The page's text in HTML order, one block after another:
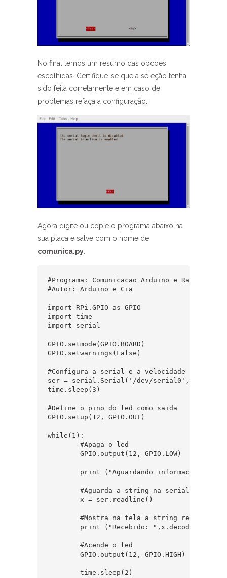
No final temos um resumo das opcões
escolhidas. Certifique-se que a seleção tenha
sido feita corretamente e em caso de
problemas refaça a configuração:
Agora digite ou copie o programa abaixo na
sua placa e salve com o nome de
comunica.py:
#Programa: Comunicacao Arduino e Raspberry
#Autor: Arduino e Cia
import RPi.GPIO as GPIO
import time
import serial
GPIO.setmode(GPIO.BOARD)
GPIO.setwarnings(False)
#Configura a serial e a velocidade de
ser = serial.Serial('/dev/serial0', 9600)
time.sleep(3)
#Define o pino do led como saida
GPIO.setup(12, GPIO.OUT)
while(1):
	time.sleep(2)